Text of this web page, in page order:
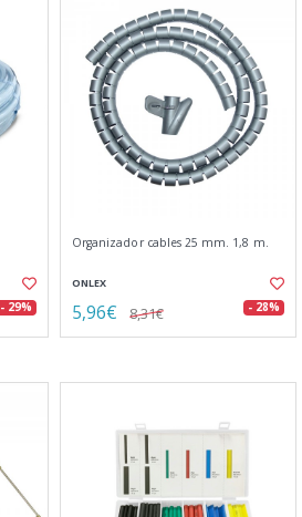
- 29%
Organizador cables 25 mm. 1,8 m.
ONLEX
5,96€ 8,31€ - 28%